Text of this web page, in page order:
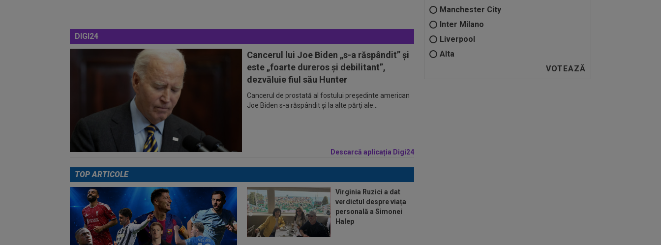
DIGI24
Cancerul lui Joe Biden „s-a răspândit” şi
este „foarte dureros și debilitant”,
dezvăluie fiul său Hunter
Cancerul de prostată al fostului preşedinte american
Joe Biden s-a răspândit şi la alte părţi ale...
Descarcă aplicația Digi24
Manchester City
Inter Milano
Liverpool
Alta
TOP ARTICOLE
Virginia Ruzici a dat
verdictul despre viața
personală a Simonei
Halep